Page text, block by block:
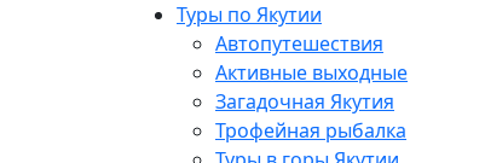
Туры по Якутии
Автопутешествия
Активные выходные
Загадочная Якутия
Трофейная рыбалка